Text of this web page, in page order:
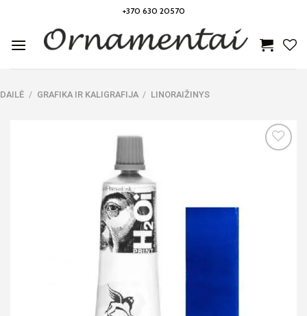
content
+370 630 20570
DAILĖ / GRAFIKA IR KALIGRAFIJA / LINORAIŽINYS